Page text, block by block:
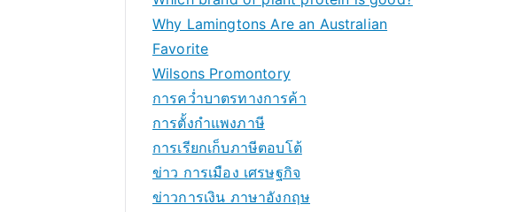
Why Lamingtons Are an Australian
Favorite
Wilsons Promontory
การคว่ำบาตรทางการค้า
การตั้งกำแพงภาษี
การเรียกเก็บภาษีตอบโต้
ข่าว การเมือง เศรษฐกิจ
ข่าวการเงิน ภาษาอังกฤษ